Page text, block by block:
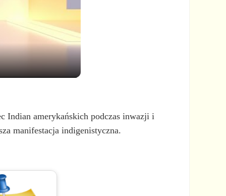
Indian amerykańskich podczas inwazji i
manifestacja indigenistyczna.